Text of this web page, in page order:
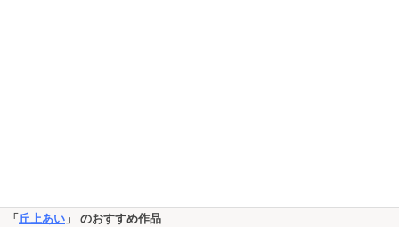
「 丘上あい 」 のおすすめ作品